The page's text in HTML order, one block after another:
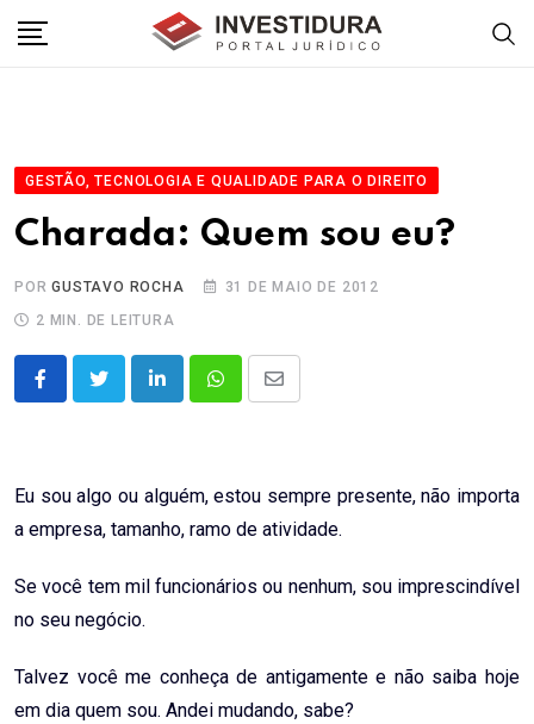
GESTÃO, TECNOLOGIA E QUALIDADE PARA O DIREITO
Charada: Quem sou eu?
PORGUSTAVO ROCHA
31 DE MAIO DE 2012
2 MIN. DE LEITURA
LinkedInWhatsappShare
Eu sou algo ou alguém, estou sempre presente, não importa
a empresa, tamanho, ramo de atividade.
Se você tem mil funcionários ou nenhum, sou imprescindível
no seu negócio.
Talvez você me conheça de antigamente e não saiba hoje
em dia quem sou. Andei mudando, sabe?